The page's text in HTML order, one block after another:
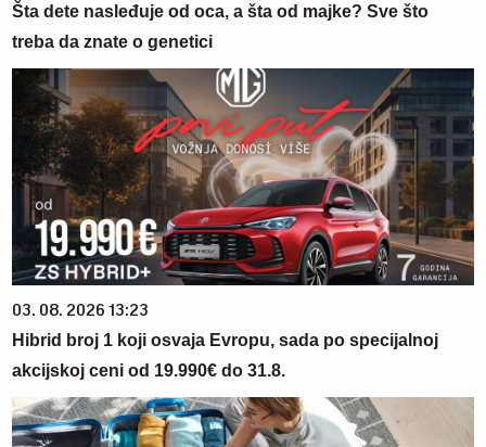
Šta dete nasleđuje od oca, a šta od majke? Sve što
treba da znate o genetici
03. 08. 2026 13:23
Hibrid broj 1 koji osvaja Evropu, sada po specijalnoj
akcijskoj ceni od 19.990€ do 31.8.